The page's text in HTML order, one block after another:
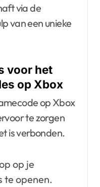
via de
van een unieke
voor het
op Xbox
op Xbox
te zorgen
is verbonden.
op je
te openen.